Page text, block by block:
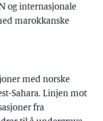
og internasjonale
marokkanske
med norske
Sahara. Linjen mot
fra